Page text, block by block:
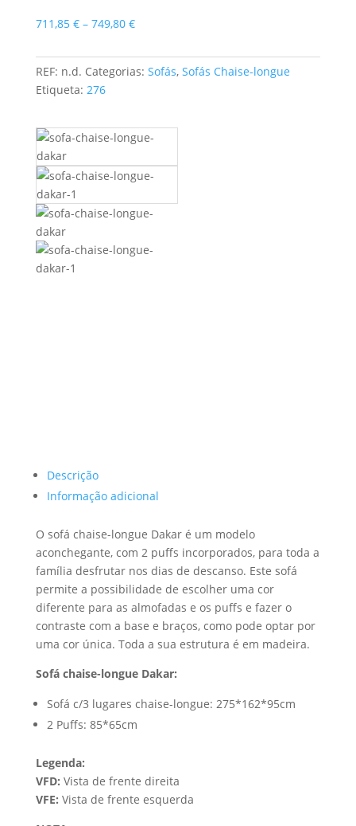
711,85 € – 749,80 €Price
711,85 €
through
REF: n.d. Categorias: Sofás, Sofás Chaise-longue
Etiqueta: 276
Descrição
Informação adicional
O sofá chaise-longue Dakar é um modelo
aconchegante, com 2 puffs incorporados, para toda a
família desfrutar nos dias de descanso. Este sofá
permite a possibilidade de escolher uma cor
diferente para as almofadas e os puffs e fazer o
contraste com a base e braços, como pode optar por
uma cor única. Toda a sua estrutura é em madeira.
Sofá chaise-longue Dakar:
Sofá c/3 lugares chaise-longue: 275*162*95cm
2 Puffs: 85*65cm
Legenda:
VFD: Vista de frente direita
VFE: Vista de frente esquerda